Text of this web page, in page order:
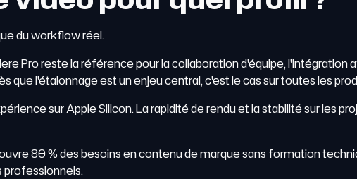
du workflow réel.
Pro reste la référence pour la collaboration d'équipe, l'intégration
que l'étalonnage est un enjeu central, c'est le cas sur toutes les
sur Apple Silicon. La rapidité de rendu et la stabilité sur les
80 % des besoins en contenu de marque sans formation
professionnels.